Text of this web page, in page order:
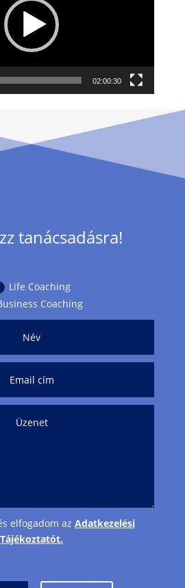
02:00:30
tanácsadásra!
Life Coaching
Coaching
elfogadom az Adatkezelési
Tájékoztatót.